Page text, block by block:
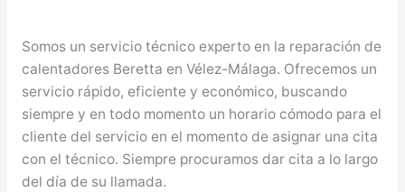
Somos un servicio técnico experto en la reparación de
calentadores Beretta en Vélez-Málaga. Ofrecemos un
servicio rápido, eficiente y económico, buscando
siempre y en todo momento un horario cómodo para el
cliente del servicio en el momento de asignar una cita
con el técnico. Siempre procuramos dar cita a lo largo
del día de su llamada.